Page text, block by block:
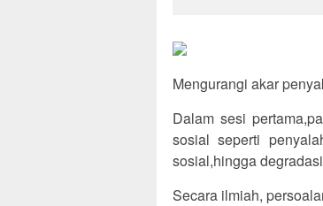
Mengurangi akar
Dalam sesi
sosial seperti
sosial,hingga
Secara ilmiah,